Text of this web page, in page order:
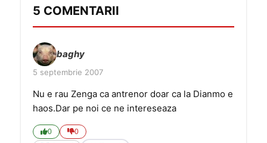
5 COMENTARII
baghy
5 septembrie 2007
Nu e rau Zenga ca antrenor doar ca la Dianmo e
haos.Dar pe noi ce ne intereseaza
0 0